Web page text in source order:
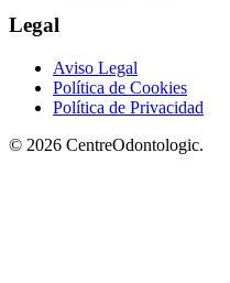
Legal
Aviso Legal
Política de Cookies
Política de Privacidad
© 2026 CentreOdontologic.